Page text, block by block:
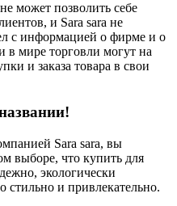
может позволить себе
и Sara sara не
с информацией о фирме и о
в мире торговли могут на
и заказа товара в свои
Sara sara, вы
выборе, что купить для
экологически
стильно и привлекательно.